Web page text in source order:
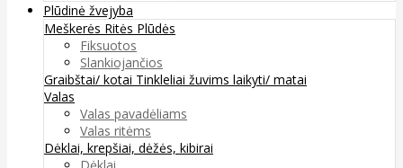
Plūdinė žvejyba
Meškerės Ritės Plūdės
Fiksuotos
Slankiojančios
Graibštai/ kotai Tinkleliai žuvims laikyti/ matai
Valas
Valas pavadėliams
Valas ritėms
Dėklai, krepšiai, dėžės, kibirai
Dėklai